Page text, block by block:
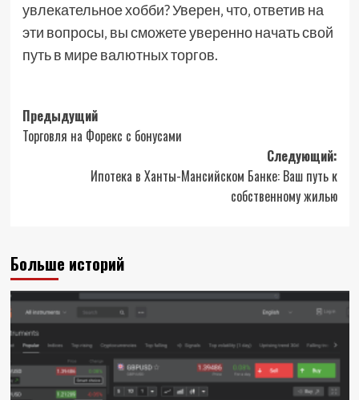
увлекательное хобби? Уверен‚ что‚ ответив на
эти вопросы‚ вы сможете уверенно начать свой
путь в мире валютных торгов.
Навигация
записи
Предыдущий
Торговля на Форекс с бонусами
Следующий:
Ипотека в Ханты-Мансийском Банке: Ваш путь к
собственному жилью
Больше историй